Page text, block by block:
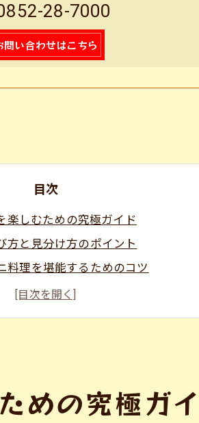
28-7000
問い合わせはこちら
目次
楽しむための究極ガイド
方と見分け方のポイント
料理を堪能するためのコツ
葉カニの歴史と文化
と健康効果を知ろう
な松葉カニを味わう至福の時間
魅力と特徴
めの究極ガ